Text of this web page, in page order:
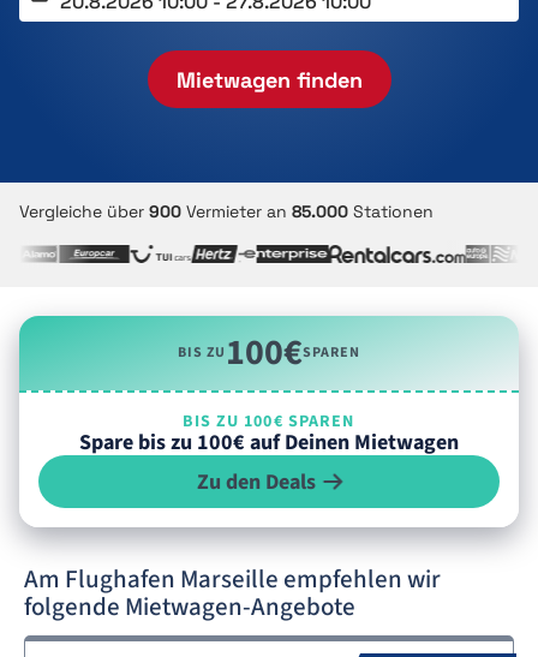
Mietwagen finden
Vergleiche über 900 Vermieter an 85.000 Stationen
BIS ZU100€SPAREN
BIS ZU 100€ SPAREN
Spare bis zu 100€ auf Deinen Mietwagen
Zu den Deals
Am Flughafen Marseille empfehlen wir
folgende Mietwagen-Angebote